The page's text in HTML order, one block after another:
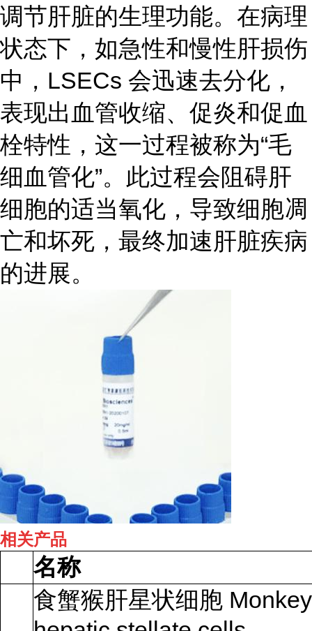
调节肝脏的生理功能。在病理
状态下，如急性和慢性肝损伤
中，LSECs 会迅速去分化，
表现出血管收缩、促炎和促血
栓特性，这一过程被称为“毛
细血管化”。此过程会阻碍肝
细胞的适当氧化，导致细胞凋
亡和坏死，最终加速肝脏疾病
的进展。
相关产品
名称
食蟹猴肝星状细胞 Monkey